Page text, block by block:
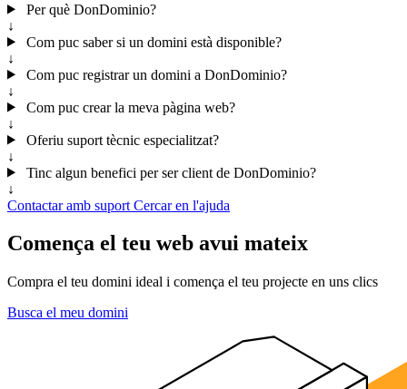
Per què DonDominio?
↓
Com puc saber si un domini està disponible?
↓
Com puc registrar un domini a DonDominio?
↓
Com puc crear la meva pàgina web?
↓
Oferiu suport tècnic especialitzat?
↓
Tinc algun benefici per ser client de DonDominio?
↓
Contactar amb suport Cercar en l'ajuda
Comença el teu web avui mateix
Compra el teu domini ideal i comença el teu projecte en uns clics
Busca el meu domini